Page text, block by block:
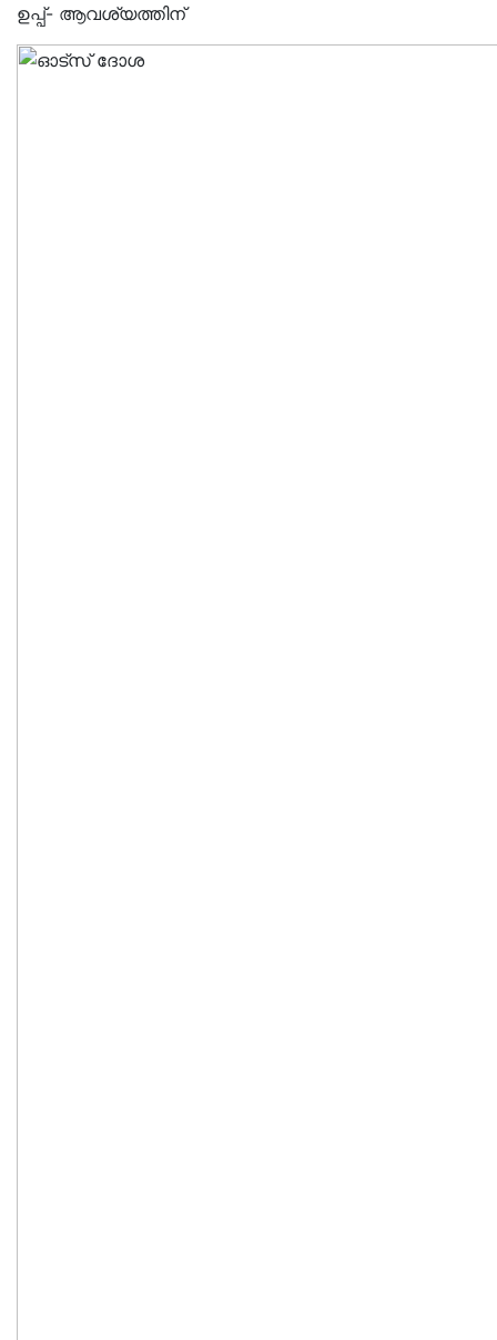
ഉപ്പ്- ആവശ്യത്തിന്